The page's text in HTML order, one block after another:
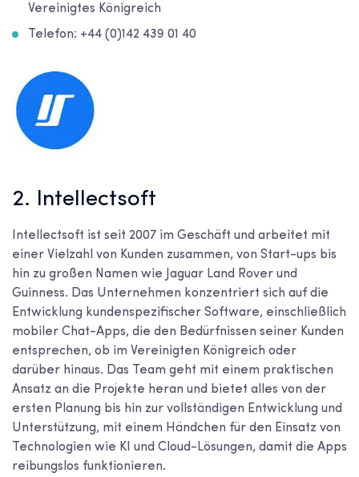
Vereinigtes Königreich
Telefon: +44 (0)142 439 01 40
2. Intellectsoft
Intellectsoft ist seit 2007 im Geschäft und arbeitet mit
einer Vielzahl von Kunden zusammen, von Start-ups bis
hin zu großen Namen wie Jaguar Land Rover und
Guinness. Das Unternehmen konzentriert sich auf die
Entwicklung kundenspezifischer Software, einschließlich
mobiler Chat-Apps, die den Bedürfnissen seiner Kunden
entsprechen, ob im Vereinigten Königreich oder
darüber hinaus. Das Team geht mit einem praktischen
Ansatz an die Projekte heran und bietet alles von der
ersten Planung bis hin zur vollständigen Entwicklung und
Unterstützung, mit einem Händchen für den Einsatz von
Technologien wie KI und Cloud-Lösungen, damit die Apps
reibungslos funktionieren.